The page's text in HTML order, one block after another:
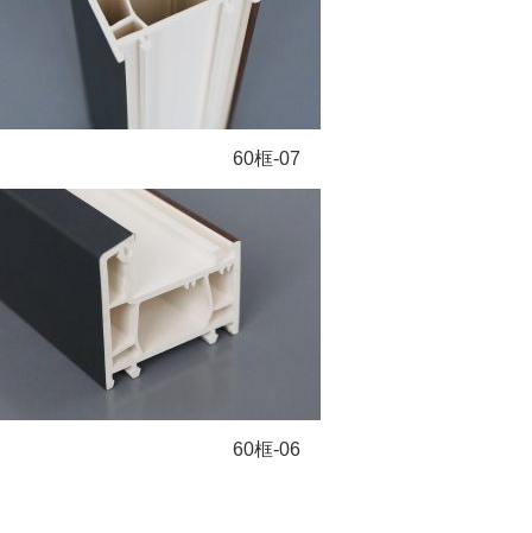
60框-07
60框-06